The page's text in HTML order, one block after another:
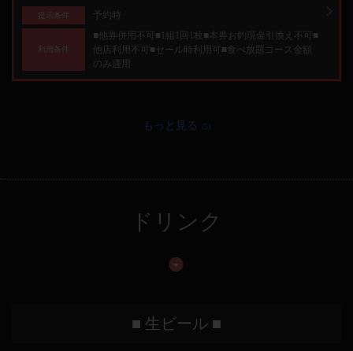
提示条件 予約時
利用条件
■他券併用不可■1組1回1枚■本券お釣現金引換え不可■
他店利用不可■セール時利用可■食べ放題コース金額
のみ適用
もっと見る (5)
ドリンク
■ 生ビール ■